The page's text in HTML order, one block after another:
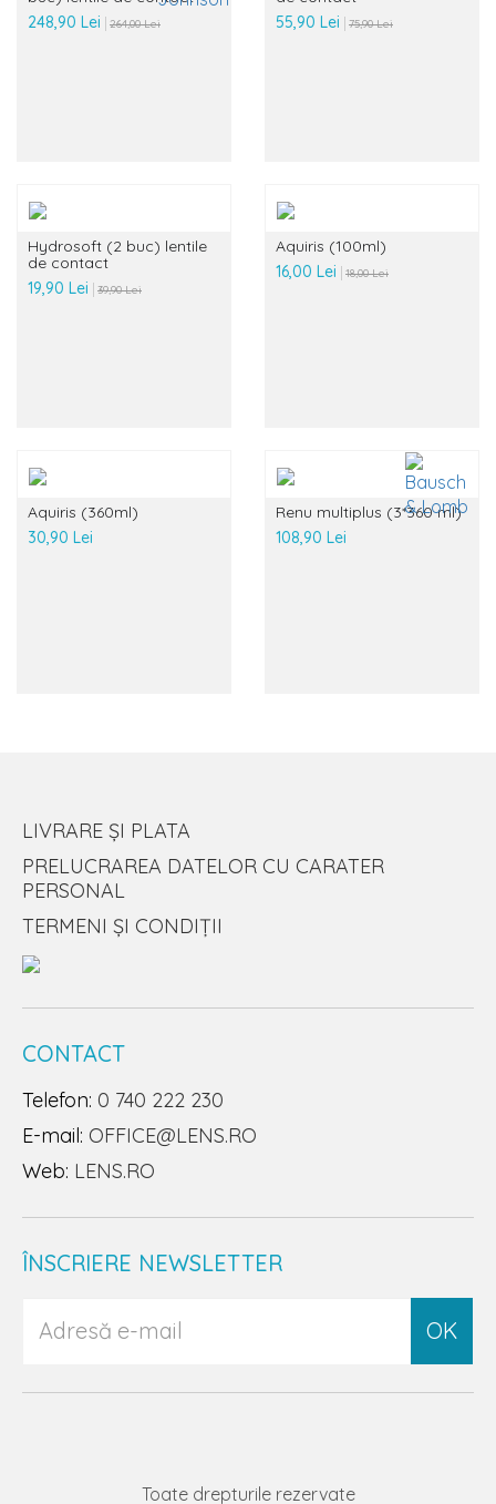
248,90 Lei
264,00 Lei
55,90 Lei
75,90 Lei
Hydrosoft (2 buc) lentile
de contact
19,90 Lei
39,90 Lei
Aquiris (100ml)
16,00 Lei
18,00 Lei
Aquiris (360ml)
30,90 Lei
Renu multiplus (3*360 ml)
108,90 Lei
LIVRARE ȘI PLATA
PRELUCRAREA DATELOR CU CARATER
PERSONAL
TERMENI ȘI CONDIȚII
CONTACT
Telefon: 0 740 222 230
E-mail: OFFICE@LENS.RO
Web: LENS.RO
ÎNSCRIERE NEWSLETTER
OK
Toate drepturile rezervate